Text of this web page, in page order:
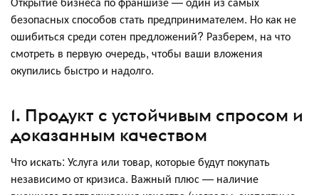
безопасных способов стать предпринимателем. Но как не
ошибиться среди сотен предложений? Разберем, на что
смотреть в первую очередь, чтобы ваши вложения
окупились быстро и надолго.
1. Продукт с устойчивым спросом и
доказанным качеством
Что искать: Услуга или товар, которые будут покупать
независимо от кризиса. Важный плюс — наличие